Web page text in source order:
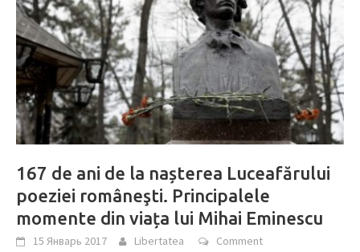
167 de ani de la nașterea Luceafărului
poeziei româneşti. Principalele
momente din viața lui Mihai Eminescu
15 Январь 2017 Libertatea Comment